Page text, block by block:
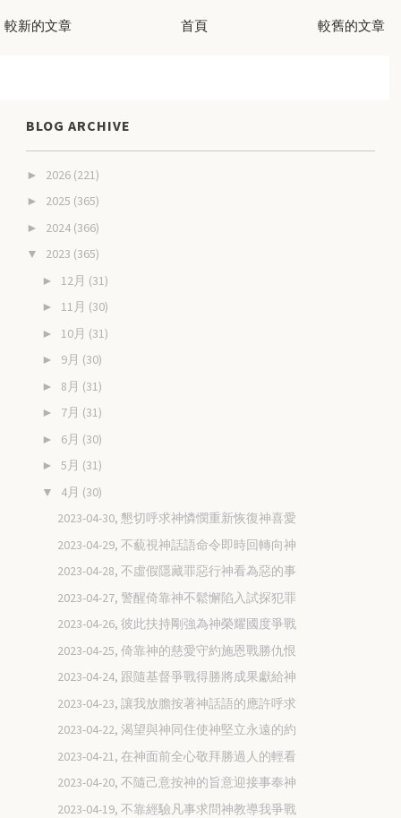
較新的文章 較舊的文章
首頁
BLOG ARCHIVE
► 2026 (221)
► 2025 (365)
► 2024 (366)
▼ 2023 (365)
► 12月 (31)
► 11月 (30)
► 10月 (31)
► 9月 (30)
► 8月 (31)
► 7月 (31)
► 6月 (30)
► 5月 (31)
▼ 4月 (30)
2023-04-30, 懇切呼求神憐憫重新恢復神喜愛
2023-04-29, 不藐視神話語命令即時回轉向神
2023-04-28, 不虛假隱藏罪惡行神看為惡的事
2023-04-27, 警醒倚靠神不鬆懈陷入試探犯罪
2023-04-26, 彼此扶持剛強為神榮耀國度爭戰
2023-04-25, 倚靠神的慈愛守約施恩戰勝仇恨
2023-04-24, 跟隨基督爭戰得勝將成果獻給神
2023-04-23, 讓我放膽按著神話語的應許呼求
2023-04-22, 渴望與神同住使神堅立永遠的約
2023-04-21, 在神面前全心敬拜勝過人的輕看
2023-04-20, 不隨己意按神的旨意迎接事奉神
2023-04-19, 不靠經驗凡事求問神教導我爭戰